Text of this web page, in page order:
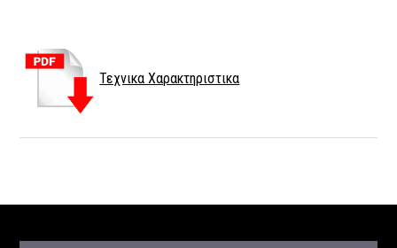
Τεχνικα Χαρακτηριστικα